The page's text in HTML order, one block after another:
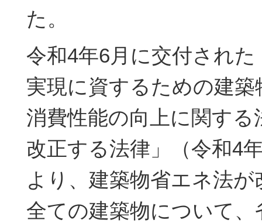
た。
令和4年6月に交付され
実現に資するための建
消費性能の向上に関する
改正する法律」（令和4
より、建築物省エネ法
全ての建築物について